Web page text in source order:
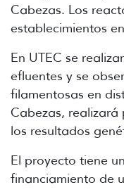
Cabezas. Los
establecimientos
En UTEC se
efluentes y se
filamentosas en
Cabezas,
los resultados
El proyecto tiene
financiamiento de